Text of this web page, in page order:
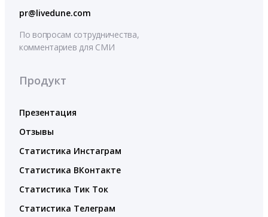
pr@livedune.com
По вопросам сотрудничества,
комментариев для СМИ
Продукт
Презентация
Отзывы
Статистика Инстаграм
Статистика ВКонтакте
Статистика Тик Ток
Статистика Телеграм